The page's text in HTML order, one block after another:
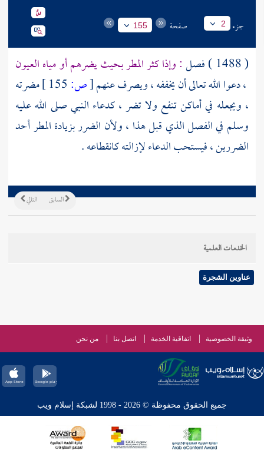
جزء 2 صفحة 155
( 1488 ) فصل
: وإذا كثر المطر بحيث يضرهم أو مياه العيون
، دعوا الله تعالى أن يخففه ، ويصرف عنهم[ص:
مضرته
، ويجعله في أماكن تنفع ولا تضر ، كدعاء النبي صلى الله عليه
وسلم في الفصل الذي قبل هذا ، ولأن الضرر بزيادة المطر أحد
الضررين ، فيستحب الدعاء لإزالته كانقطاعه .
التالي السابق
الخدمات العلمية
عناوين الشجرة
وثيقة الخصوصية اتفاقية الخدمة اتصل بنا من نحن
جميع الحقوق محفوظة © 2026 - 1998 لشبكة إسلام ويب